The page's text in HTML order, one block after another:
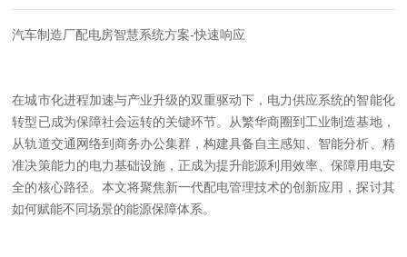
汽车制造厂配电房智慧系统方案-快速响应
在城市化进程加速与产业升级的双重驱动下，电力供应系统的智能化
转型已成为保障社会运转的关键环节。从繁华商圈到工业制造基地，
从轨道交通网络到商务办公集群，构建具备自主感知、智能分析、精
准决策能力的电力基础设施，正成为提升能源利用效率、保障用电安
全的核心路径。本文将聚焦新一代配电管理技术的创新应用，探讨其
如何赋能不同场景的能源保障体系。